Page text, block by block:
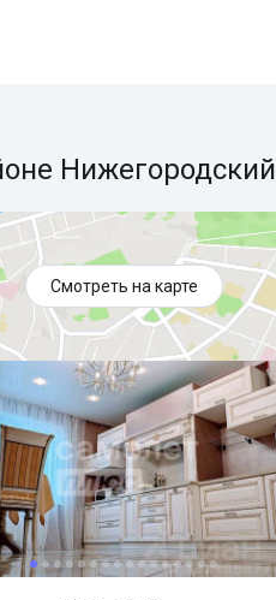
Нижегородский
Смотреть на карте